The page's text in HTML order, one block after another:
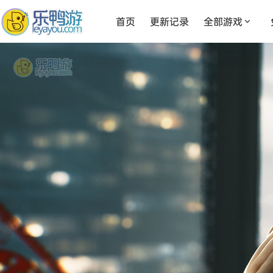
首页 更新记录 全部游戏